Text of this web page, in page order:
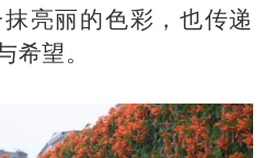
亮丽的色彩，也传递
希望。